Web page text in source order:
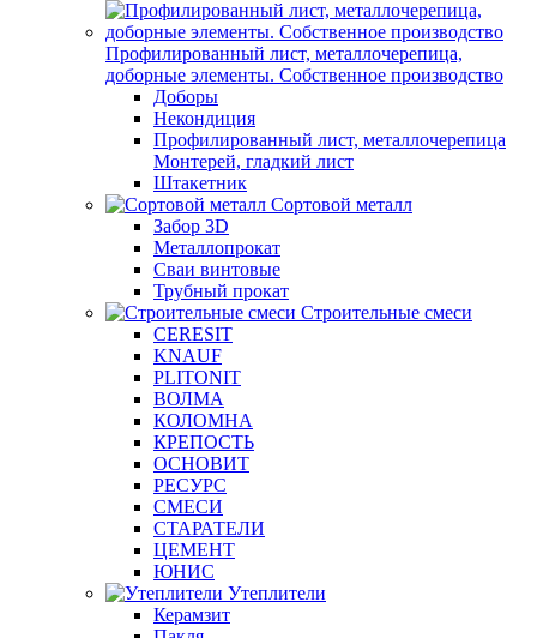
Профилированный лист, металлочерепица,
доборные элементы. Собственное производство
Доборы
Некондиция
Профилированный лист, металлочерепица
Монтерей, гладкий лист
Штакетник
Сортовой металл
Забор 3D
Металлопрокат
Сваи винтовые
Трубный прокат
Строительные смеси
CERESIT
KNAUF
PLITONIT
ВОЛМА
КОЛОМНА
КРЕПОСТЬ
ОСНОВИТ
РЕСУРС
СМЕСИ
СТАРАТЕЛИ
ЦЕМЕНТ
ЮНИС
Утеплители
Керамзит